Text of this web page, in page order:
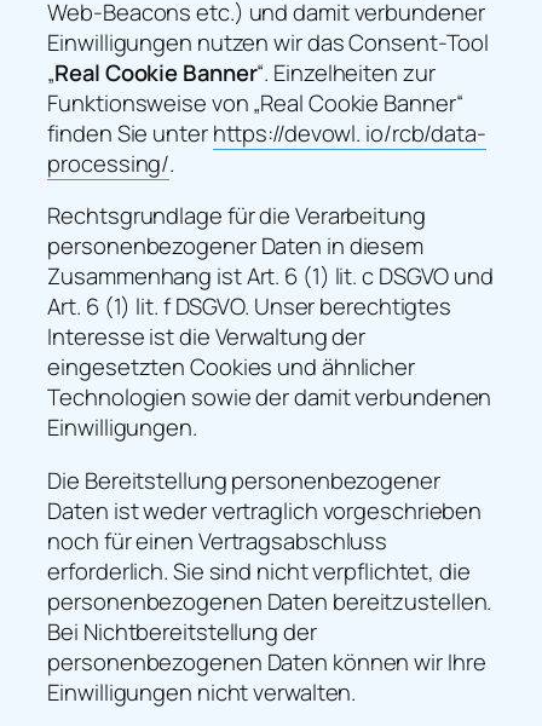
Web-Beacons etc.) und damit verbundener
Einwilligungen nutzen wir das Consent-Tool
„Real Cookie Banner“. Einzelheiten zur
Funktionsweise von „Real Cookie Banner“
finden Sie unterhttps://devowl. io/rcb/data-
processing/.
Rechtsgrundlage für die Verarbeitung
personenbezogener Daten in diesem
Zusammenhang ist Art. 6 (1) lit. c DSGVO und
Art. 6 (1) lit. f DSGVO. Unser berechtigtes
Interesse ist die Verwaltung der
eingesetzten Cookies und ähnlicher
Technologien sowie der damit verbundenen
Einwilligungen.
Die Bereitstellung personenbezogener
Daten ist weder vertraglich vorgeschrieben
noch für einen Vertragsabschluss
erforderlich. Sie sind nicht verpflichtet, die
personenbezogenen Daten bereitzustellen.
Bei Nichtbereitstellung der
personenbezogenen Daten können wir Ihre
Einwilligungen nicht verwalten.